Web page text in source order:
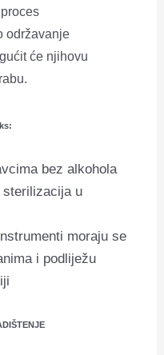
održavanje
će njihovu
bez alkohola
sterilizacija u
moraju se
i podliježu